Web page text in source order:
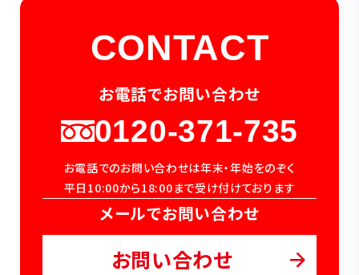
CONTACT
お電話でお問い合わせ
0120-371-735
お電話でのお問い合わせは年末・年始をのぞく
平日10:00から18:00まで受け付けております
メールでお問い合わせ
お問い合わせ